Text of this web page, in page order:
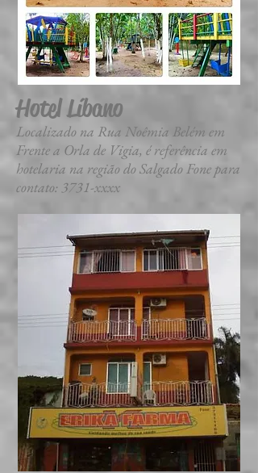
Hotel Líbano
Localizado na Rua Noêmia Belém em
Frente a Orla de Vigia, é referência em
hotelaria na região do Salgado Fone para
contato: 3731-xxxx